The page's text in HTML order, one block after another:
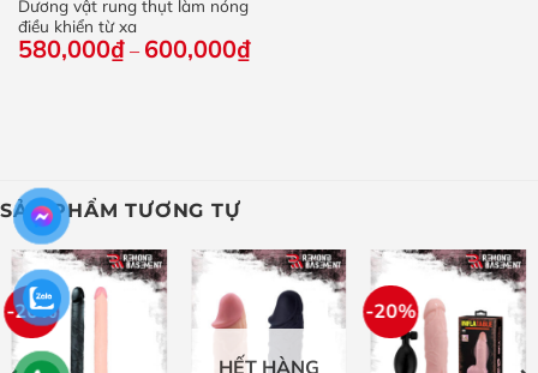
Dương vật rung thụt làm nóng
điều khiển từ xa
580,000₫ – 600,000₫Khoảng
giá:
SẢN PHẨM TƯƠNG TỰ
-20%
HẾT HÀNG
-20%